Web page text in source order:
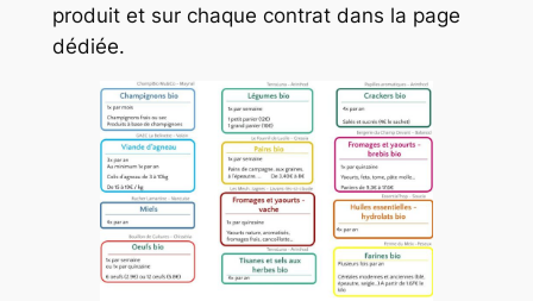
produit et sur chaque contrat dans la page
dédiée.